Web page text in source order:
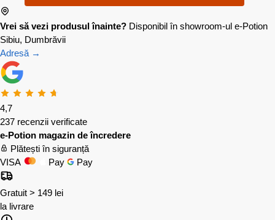
Vrei să vezi produsul înainte? Disponibil în showroom-ul e-Potion
Sibiu, Dumbrăvii
Adresă →
4,7
237 recenzii verificate
e-Potion magazin de încredere
Plătești în siguranță
VISA
Pay Pay
Gratuit > 149 lei
la livrare